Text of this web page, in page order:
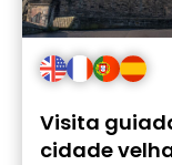
Visita
cidade